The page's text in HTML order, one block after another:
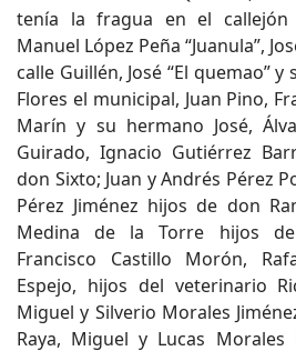
tenía la fragua en el callejón
Manuel López Peña “Juanula”,
calle Guillén, José “El quemao”
Flores el municipal, Juan Pino,
Marín y su hermano José,
Guirado, Ignacio Gutiérrez
don Sixto; Juan y Andrés Pérez
Pérez Jiménez hijos de don
Medina de la Torre hijos
Francisco Castillo Morón,
Espejo, hijos del veterinario
Miguel y Silverio Morales
Raya, Miguel y Lucas Morales